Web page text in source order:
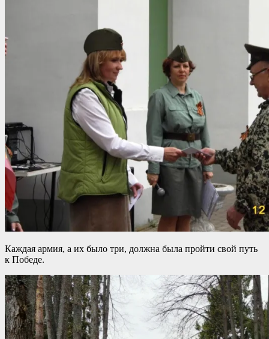
Каждая армия, а их было три, должна была пройти свой путь
к Победе.